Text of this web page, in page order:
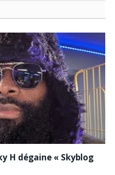
H dégaine « Skyblog